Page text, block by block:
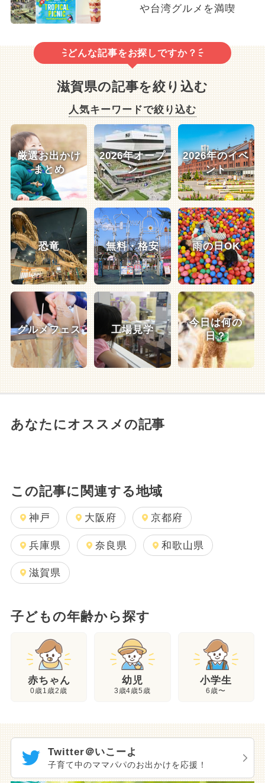
や台湾グルメを満喫
どんな記事をお探しですか？
滋賀県の記事を絞り込む
人気キーワードで絞り込む
厳選お出かけ
まとめ
2026年オープ
ン
2026年のイベ
ント
恐竜 無料・格安 雨の日OK
グルメフェス 工場見学
今日は何の
日？
あなたにオススメの記事
この記事に関連する地域
神戸 大阪府 京都府
兵庫県 奈良県 和歌山県
滋賀県
子どもの年齢から探す
赤ちゃん
0歳1歳2歳
幼児
3歳4歳5歳
小学生
6歳〜
Twitter＠いこーよ
子育て中のママパパのお出かけを応援！